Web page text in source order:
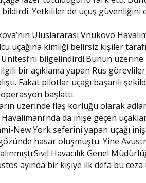
Yetkililer de uçuş
Uluslararası Vnukovo
uçağına kimliği belirsiz kişiler
bilgelindirdi.Bunun
bir açıklama yapan Rus
Fakat pilotlar uçağı başarılı
başlattı.
üzerinde flaş körlüğü olarak
da inişe geçen
New York seferini yapan uçağı
hasar oluşmuştu. Yine
Havacılık Genel
ayında bir kişiye ilk defa bu ceza